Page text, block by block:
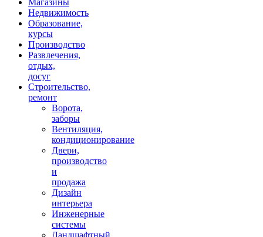
Недвижимость
Образование,
курсы
Производство
Развлечения,
отдых,
досуг
Строительство,
ремонт
Ворота,
заборы
Вентиляция,
кондиционирование
Двери,
производство
и
продажа
Дизайн
интерьера
Инженерные
системы
Ландшафтный